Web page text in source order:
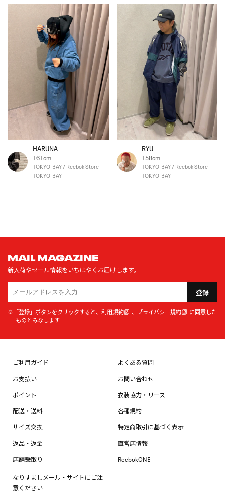
HARUNA
161cm
TOKYO-BAY / Reebok Store
TOKYO-BAY
RYU
158cm
TOKYO-BAY / Reebok Store
TOKYO-BAY
MAIL MAGAZINE
新入荷やセール情報をいちはやくお届けします。
登録
※「登録」ボタンをクリックすると、 利用規約 、 プライバシー規約
に同意した
ものとみなします
ご利用ガイド
お支払い
ポイント
配送・送料
サイズ交換
返品・返金
店舗受取り
なりすましメール・サイトにご注
意ください
よくある質問
お問い合わせ
衣装協力・リース
各種規約
特定商取引に基づく表示
直営店情報
ReebokONE